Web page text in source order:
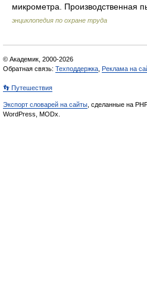
микрометра.
энциклопедия по охране труда
© Академик, 2000-2026
Обратная связь: Техподдержка Реклама на
👣 Путешествия
Экспорт словарей на сайты , сделанные на
WordPress, MODx.